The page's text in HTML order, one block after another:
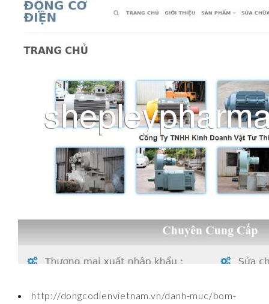
http://dongcodienvietnam.vn/danh-muc/bom-